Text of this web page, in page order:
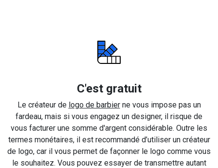
C'est gratuit
Le créateur de logo de barbierne vous impose pas un
fardeau, mais si vous engagez un designer, il risque de
vous facturer une somme d'argent considérable. Outre les
termes monétaires, il est recommandé d’utiliser un créateur
de logo, car il vous permet de façonner le logo comme vous
le souhaitez. Vous pouvez essayer de transmettre autant